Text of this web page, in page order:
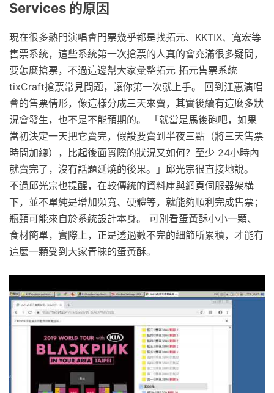
Services 的原因
現在很多熱門演唱會門票幾乎都是找拓元、KKTIX、寬宏等
售票系統，這些系統第一次搶票的人真的會充滿很多疑問，
要怎麼搶票，不過這邊幫大家彙整拓元 拓元售票系統
tixCraft搶票常見問題，讓你第一次就上手。 回到江蕙演唱
會的售票情形，像這樣分成三天來賣，其實後續有這麼多狀
況會發生，也不是不能預期的。 「就當是馬後砲吧，如果
當初決定一天把它賣完，假設要賣到半夜三點（將三天售票
時間加總），比起後面實際的狀況又如何？至少 24小時內
就賣完了，沒有話題延燒的後果。」邱光宗很直接地說。
不過邱光宗也提醒，在較傳統的資料庫與網頁伺服器架構
下，並不單純是增加頻寬、硬體等，就能夠順利完成售票；
瓶頸可能來自於系統設計本身。 可別看蛋黃酥小小一顆、
食材簡單，實際上，正是透過數不完的細節所累積，才能有
這麼一顆受到大家青睞的蛋黃酥。